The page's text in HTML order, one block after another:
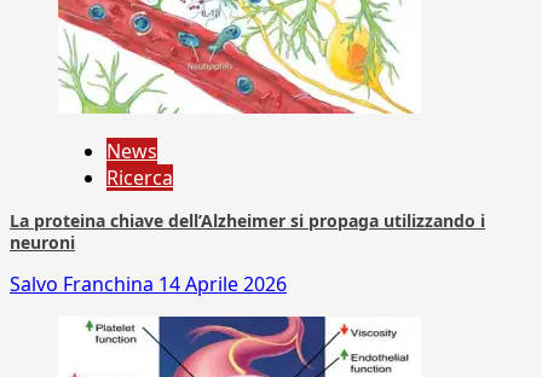
News
Ricerca
La proteina chiave dell’Alzheimer si propaga utilizzando i
neuroni
Salvo Franchina 14 Aprile 2026